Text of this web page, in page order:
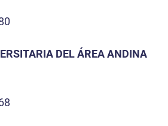
DEL ÁREA ANDINA